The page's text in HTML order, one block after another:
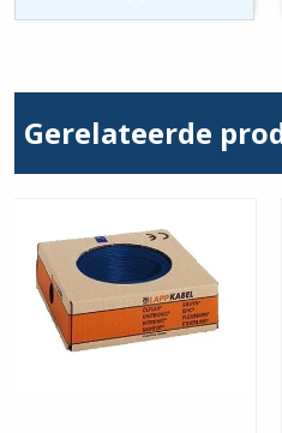
Rood
hoeveelheid
Gerelateerde